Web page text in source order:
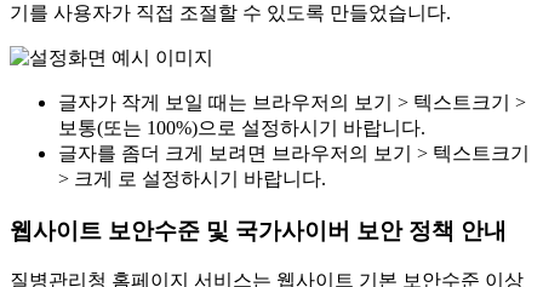
기를 사용자가 직접 조절할 수 있도록 만들었습니다.
글자가 작게 보일 때는 브라우저의 보기 > 텍스트크기 >
보통(또는 100%)으로 설정하시기 바랍니다.
글자를 좀더 크게 보려면 브라우저의 보기 > 텍스트크기
> 크게 로 설정하시기 바랍니다.
웹사이트 보안수준 및 국가사이버 보안 정책 안내
질병관리청 홈페이지 서비스는 웹사이트 기본 보안수준 이상